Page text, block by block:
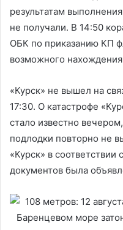
результатам
не получали. В 14:50
ОБК по приказанию КП
возможного
«Курск» не вышел на
17:30. О катастрофе
стало известно
подлодки повторно не
«Курск» в
документов была